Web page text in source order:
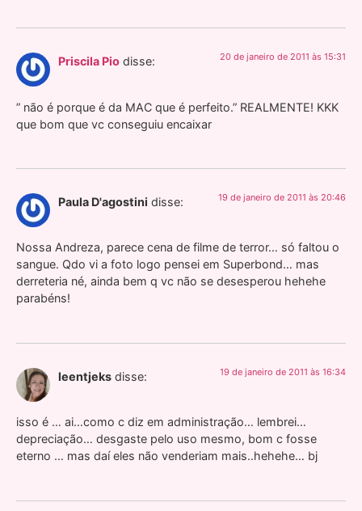
Priscila Pio disse: 20 de janeiro de 2011 às 15:31
” não é porque é da MAC que é perfeito.” REALMENTE! KKK
que bom que vc conseguiu encaixar
Paula D'agostini disse: 19 de janeiro de 2011 às 20:46
Nossa Andreza, parece cena de filme de terror… só faltou o
sangue. Qdo vi a foto logo pensei em Superbond… mas
derreteria né, ainda bem q vc não se desesperou hehehe
parabéns!
leentjeks disse: 19 de janeiro de 2011 às 16:34
isso é … ai…como c diz em administração… lembrei…
depreciação… desgaste pelo uso mesmo, bom c fosse
eterno … mas daí eles não venderiam mais..hehehe… bj